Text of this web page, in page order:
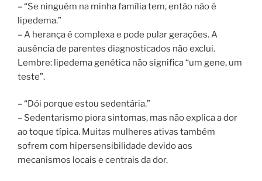
– “Se ninguém na minha família tem, então não é
lipedema.”
– A herança é complexa e pode pular gerações. A
ausência de parentes diagnosticados não exclui.
Lembre: lipedema genética não significa “um gene, um
teste”.
– “Dói porque estou sedentária.”
– Sedentarismo piora sintomas, mas não explica a dor
ao toque típica. Muitas mulheres ativas também
sofrem com hipersensibilidade devido aos
mecanismos locais e centrais da dor.